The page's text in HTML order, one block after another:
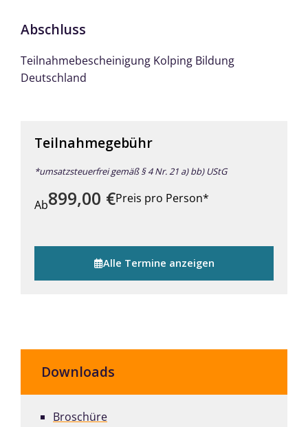
Abschluss
Teilnahmebescheinigung Kolping Bildung
Deutschland
Teilnahmegebühr
*umsatzsteuerfrei gemäß § 4 Nr. 21 a) bb) UStG
Ab899,00 €Preis pro Person*
Alle Termine anzeigen
Downloads
Broschüre